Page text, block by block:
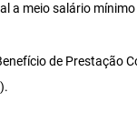
a meio salário
de Prestação